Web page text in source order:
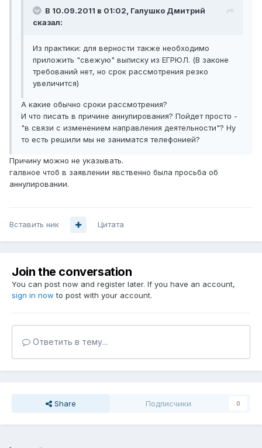
В 10.09.2011 в 01:02, Галушко Дмитрий
сказал:
Из практики: для верности также необходимо
приложить "свежую" выписку из ЕГРЮЛ. (В законе
требований нет, но срок рассмотрения резко
увеличится)
А какие обычно сроки рассмотрения?
И что писать в причине аннулирования? Пойдет просто -
"в связи с изменением направления деятельности"? Ну
то есть решили мы не заниматся телефонией?
Причину можно не указывать.
галвное чтоб в заявлении явственно была просьба об
аннулировании.
Вставить ник Цитата
Join the conversation
You can post now and register later. If you have an account,
sign in now to post with your account.
Ответить в тему...
Share Подписчики 0